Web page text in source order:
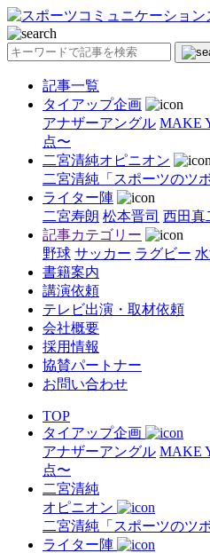
記事一覧
タイアップ企画
アナザーアングル MAKE
点〜
二宮清純オピニオン
二宮清純「スポーツのツボ
ライター陣
二宮寿朗 松本晋司 西田真
記事カテゴリー
野球 サッカー ラグビー
書籍案内
講演依頼
テレビ出演・取材依頼
会社概要
採用情報
協賛パートナー
お問い合わせ
TOP
タイアップ企画
アナザーアングル MAKE
点〜
二宮清純
オピニオン
二宮清純「スポーツのツボ
ライター陣